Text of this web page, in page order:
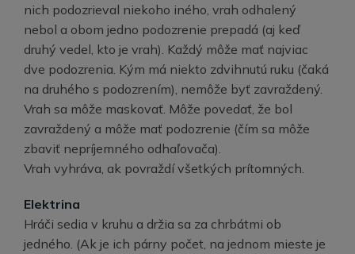
nich podozrieval niekoho iného, vrah odhalený
nebol a obom jedno podozrenie prepadá (aj keď
druhý vedel, kto je vrah). Každý môže mať najviac
dve podozrenia. Kým má niekto zdvihnutú ruku (čaká
na druhého s podozrením), nemôže byť zavraždený.
Vrah sa môže maskovať. Môže povedať, že bol
zavraždený a môže mať podozrenie (čím sa môže
zbaviť nepríjemného odhaľovača).
Vrah vyhráva, ak povraždí všetkých prítomných.
Elektrina
Hráči sedia v kruhu a držia sa za chrbátmi ob
jedného. (Ak je ich párny počet, na jednom mieste je